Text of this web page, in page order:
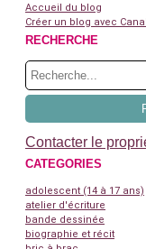
Accueil du blog
Créer un blog avec
RECHERCHE
Contacter le
CATEGORIES
adolescent (14 à 17 ans)
atelier d'écriture
bande dessinée
biographie et récit